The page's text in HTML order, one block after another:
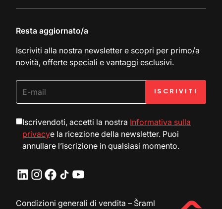
Resta aggiornato/a
Iscriviti alla nostra newsletter e scopri per primo/a
novità, offerte speciali e vantaggi esclusivi.
Iscrivendoti, accetti la nostra Informativa sulla
privacye la ricezione della newsletter. Puoi
annullare l’iscrizione in qualsiasi momento.
Condizioni generali di vendita – Šraml